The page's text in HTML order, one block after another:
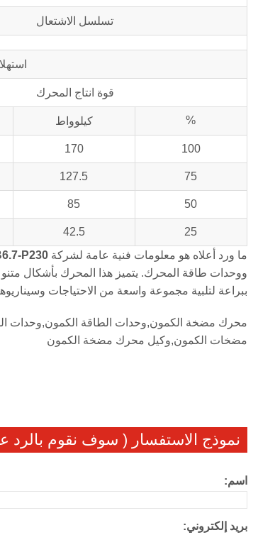
تسلسل الاشتعال
قوة انتاج المحرك
% كيلوواط
100
170
75
127.5
50
85
25
42.5
ما ورد أعلاه هو معلومات فنية عامة لشركة Cummins P230
ووحدات طاقة المحرك. يتميز هذا المحرك بأشكال
ببراعة لتلبية مجموعة واسعة من الاحتياجات
محرك مضخة الكمون,وحدات الطاقة الكمون,وحدات
مضخات الكمون,وكيل محرك مضخة الكمون
نموذج الاستفسار ( سوف نقوم
اسم:
بريد إلكتروني: